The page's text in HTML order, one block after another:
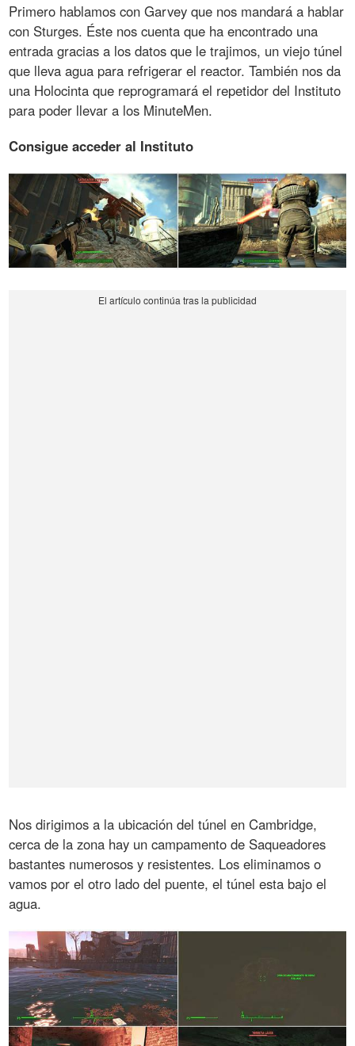
Primero hablamos con Garvey que nos mandará a hablar
con Sturges. Éste nos cuenta que ha encontrado una
entrada gracias a los datos que le trajimos, un viejo túnel
que lleva agua para refrigerar el reactor. También nos da
una Holocinta que reprogramará el repetidor del Instituto
para poder llevar a los MinuteMen.
Consigue acceder al Instituto
Nos dirigimos a la ubicación del túnel en Cambridge,
cerca de la zona hay un campamento de Saqueadores
bastantes numerosos y resistentes. Los eliminamos o
vamos por el otro lado del puente, el túnel esta bajo el
agua.